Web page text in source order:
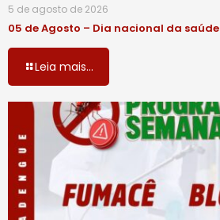
5 de agosto de 2026
05 de Agosto – Dia nacional da saúde
Leia mais...